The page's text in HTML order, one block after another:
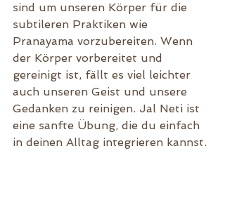
sind um unseren Körper für die
subtileren Praktiken wie
Pranayama vorzubereiten. Wenn
der Körper vorbereitet und
gereinigt ist, fällt es viel leichter
auch unseren Geist und unsere
Gedanken zu reinigen. Jal Neti ist
eine sanfte Übung, die du einfach
in deinen Alltag integrieren kannst.